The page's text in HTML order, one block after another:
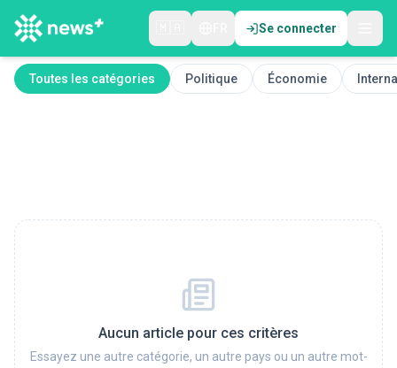
Se connecter
Toutes les catégories Politique Économie
Aucun article pour ces critères
Essayez une autre catégorie, un autre pays ou un autre mot-